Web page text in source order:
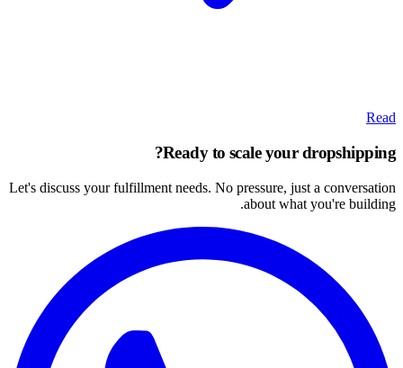
Read
Ready to scale your dropshipping?
Let's discuss your fulfillment needs. No pressure, just a conversation
about what you're building.